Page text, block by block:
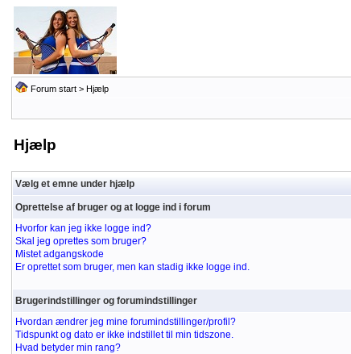
Forum start> Hjælp
Hjælp
Vælg et emne under hjælp
Oprettelse af bruger og at logge ind i forum
Hvorfor kan jeg ikke logge ind?
Skal jeg oprettes som bruger?
Mistet adgangskode
Er oprettet som bruger, men kan stadig ikke logge ind.
Brugerindstillinger og forumindstillinger
Hvordan ændrer jeg mine forumindstillinger/profil?
Tidspunkt og dato er ikke indstillet til min tidszone.
Hvad betyder min rang?